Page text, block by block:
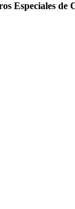
Especiales de